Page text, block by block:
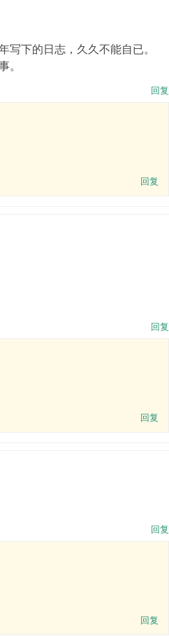
下的日志，久久不能自已。
。
回复
回复
回复
回复
回复
回复